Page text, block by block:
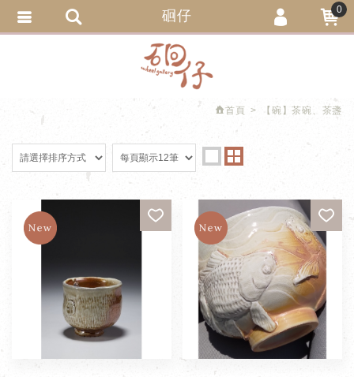
首頁 【碗】茶碗、茶盞
硘仔 0
會員登入
會員註冊
追蹤清單
繁體中文